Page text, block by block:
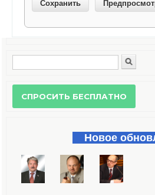
Форма поиска
Новое